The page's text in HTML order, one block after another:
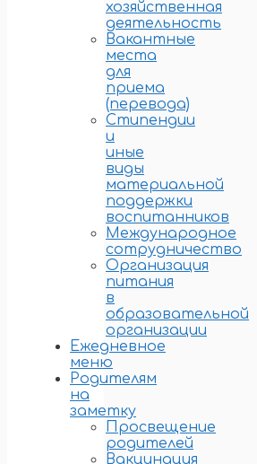
хозяйственная
деятельность
Вакантные
места
для
приема
(перевода)
Стипендии
и
иные
виды
материальной
поддержки
воспитанников
Международное
сотрудничество
Организация
питания
в
образовательной
организации
Ежедневное
меню
Родителям
на
заметку
Просвещение
родителей
Вакцинация